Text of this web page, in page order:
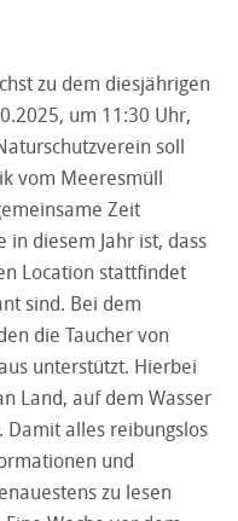
zu dem diesjährigen
um 11:30 Uhr,
soll
vom Meeresmüll
Zeit
diesem Jahr ist, dass
Location stattfindet
sind. Bei dem
die Taucher von
unterstützt. Hierbei
Land, auf dem Wasser
alles reibungslos
und
zu lesen